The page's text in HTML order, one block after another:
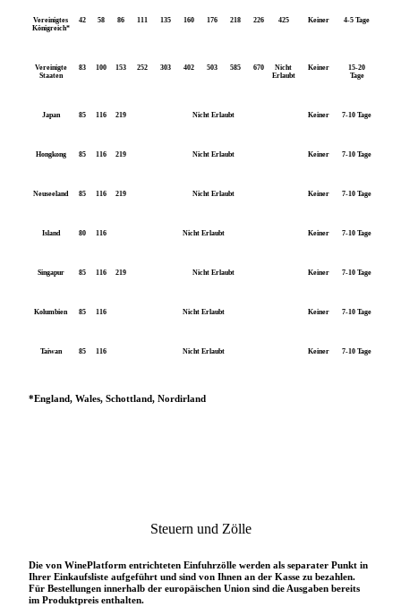
Vereinigtes
Königreich*
42 58 86 111 135 160 176 218 226 425 Keiner 4-5 Tage
Vereinigte
Staaten
83 100 153 252 303 402 503 585 670
Nicht
Erlaubt
Keiner
15-20
Tage
Japan 85 116 219 Nicht Erlaubt Keiner 7-10 Tage
Hongkong 85 116 219 Nicht Erlaubt Keiner 7-10 Tage
Neuseeland 85 116 219 Nicht Erlaubt Keiner 7-10 Tage
Island 80 116 Nicht Erlaubt Keiner 7-10 Tage
Singapur 85 116 219 Nicht Erlaubt Keiner 7-10 Tage
Kolumbien 85 116 Nicht Erlaubt Keiner 7-10 Tage
Taiwan 85 116 Nicht Erlaubt Keiner 7-10 Tage
*England, Wales, Schottland, Nordirland
Steuern und Zölle
Die von WinePlatform entrichteten Einfuhrzölle werden als separater Punkt in
Ihrer Einkaufsliste aufgeführt und sind von Ihnen an der Kasse zu bezahlen.
Für Bestellungen innerhalb der europäischen Union sind die Ausgaben bereits
im Produktpreis enthalten.